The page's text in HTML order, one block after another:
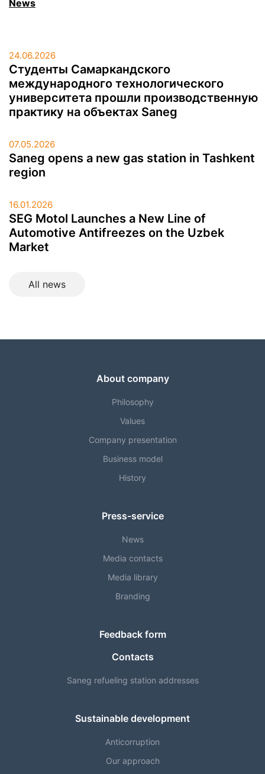
News
24.06.2026
Студенты Самаркандского
международного технологического
университета прошли производственную
практику на объектах Saneg
07.05.2026
Saneg opens a new gas station in Tashkent
region
16.01.2026
SEG Motol Launches a New Line of
Automotive Antifreezes on the Uzbek
Market
All news
About company
Philosophy
Values
Company presentation
Business model
History
Press-service
News
Media contacts
Media library
Branding
Feedback form
Contacts
Saneg refueling station addresses
Sustainable development
Anticorruption
Our approach